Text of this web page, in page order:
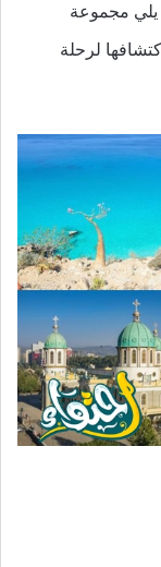
يلي مجموعة
لرحلة